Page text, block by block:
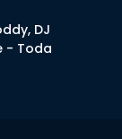
DJ
- Toda